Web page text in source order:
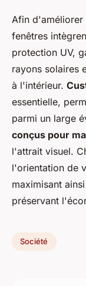
Afin
fenêtres
protection UV,
rayons solaires
à l'intérieur.
essentielle,
parmi un large
conçus pour
l'attrait visuel.
l'orientation de
maximisant
préservant
Société